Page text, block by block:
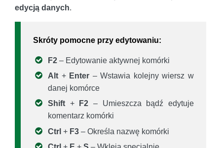
edycją danych.
Skróty pomocne przy edytowaniu:
F2 – Edytowanie aktywnej komórki
Alt +Enter – Wstawia kolejny wiersz w
danej komórce
Shift +F2 – Umieszcza bądź edytuje
komentarz komórki
Ctrl + F3 – Określa nazwę komórki